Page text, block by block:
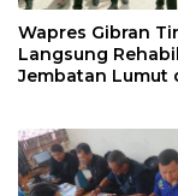
Wapres Gibran
Langsung
Jembatan Lumut